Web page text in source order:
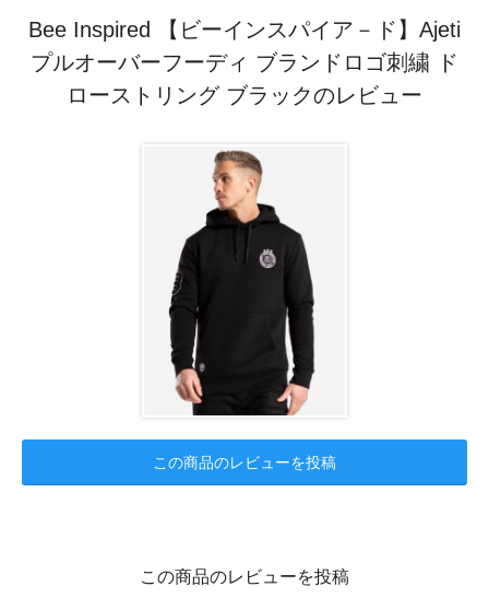
Bee Inspired 【ビーインスパイア－ド】Ajeti
プルオーバーフーディ ブランドロゴ刺繍 ド
ローストリング ブラックのレビュー
この商品のレビューを投稿
この商品のレビューを投稿